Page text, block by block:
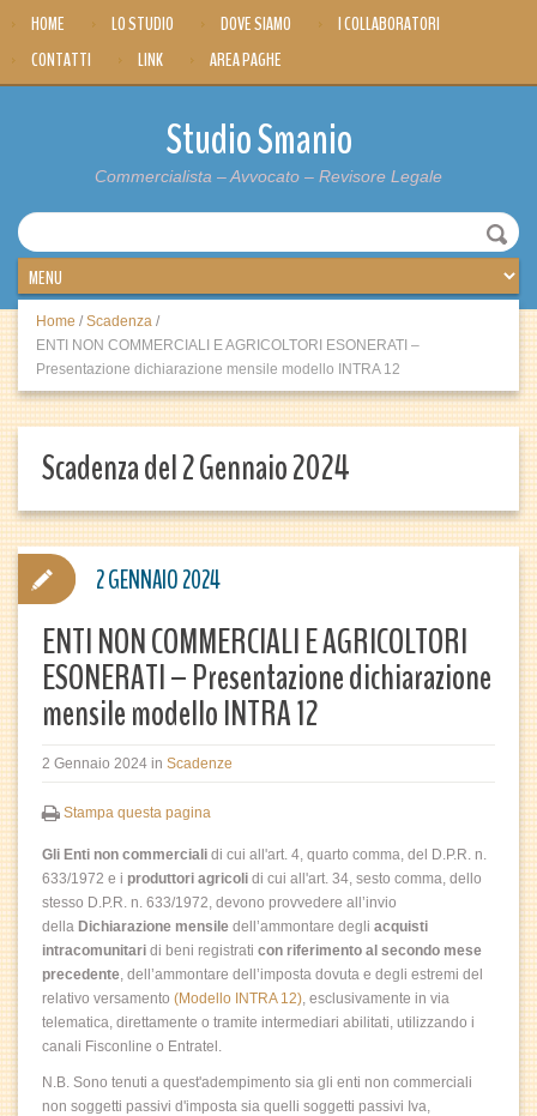
HOME LO STUDIO DOVE SIAMO
I COLLABORATORI
CONTATTI
LINK AREA PAGHE
Studio Smanio
Commercialista – Avvocato – Revisore Legale
Home / Scadenza /
ENTI NON COMMERCIALI E AGRICOLTORI ESONERATI –
Presentazione dichiarazione mensile modello INTRA 12
Scadenza del 2 Gennaio 2024
ENTI NON COMMERCIALI E AGRICOLTORI
ESONERATI – Presentazione dichiarazione
mensile modello INTRA 12
2 Gennaio 2024 in Scadenze
Stampa questa pagina
Gli Enti non commerciali di cui all'art. 4, quarto comma, del D.P.R. n.
633/1972 e i produttori agricoli di cui all'art. 34, sesto comma, dello
stesso D.P.R. n. 633/1972, devono provvedere all’invio
della Dichiarazione mensile dell’ammontare degli acquisti
intracomunitari di beni registrati con riferimento al secondo mese
precedente, dell’ammontare dell’imposta dovuta e degli estremi del
relativo versamento (Modello INTRA 12), esclusivamente in via
telematica, direttamente o tramite intermediari abilitati, utilizzando i
canali Fisconline o Entratel.
N.B. Sono tenuti a quest'adempimento sia gli enti non commerciali
non soggetti passivi d'imposta sia quelli soggetti passivi Iva,
2 GENNAIO 2024